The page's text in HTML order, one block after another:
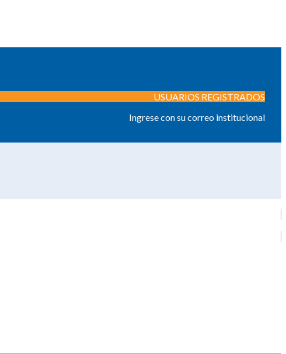
USUARIOS REGISTRADOS
Ingrese con su correo institucional